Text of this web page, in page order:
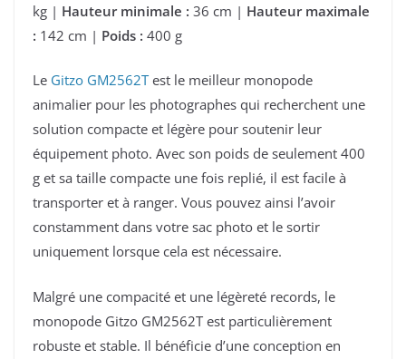
kg | Hauteur minimale : 36 cm | Hauteur maximale
: 142 cm | Poids : 400 g
Le Gitzo GM2562Test le meilleur monopode
animalier pour les photographes qui recherchent une
solution compacte et légère pour soutenir leur
équipement photo. Avec son poids de seulement 400
g et sa taille compacte une fois replié, il est facile à
transporter et à ranger. Vous pouvez ainsi l’avoir
constamment dans votre sac photo et le sortir
uniquement lorsque cela est nécessaire.
Malgré une compacité et une légèreté records, le
monopode Gitzo GM2562T est particulièrement
robuste et stable. Il bénéficie d’une conception en